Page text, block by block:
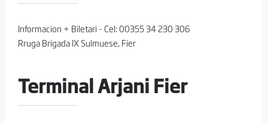
Informacion + Biletari - Cel: 00355 34 230 306
Rruga Brigada IX Sulmuese, Fier
Terminal Arjani Fier